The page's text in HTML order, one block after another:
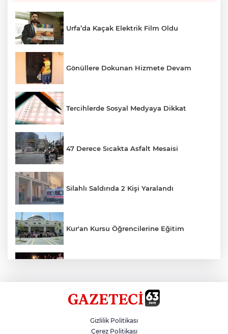
Urfa’da Kaçak Elektrik Film Oldu
Gönüllere Dokunan Hizmete Devam
Tercihlerde Sosyal Medyaya Dikkat
47 Derece Sıcakta Asfalt Mesaisi
Silahlı Saldırıda 2 Kişi Yaralandı
Kur'an Kursu Öğrencilerine Eğitim
Siverek’te Mahmut Gülel Dönemi
Gizlilik Politikası
Çerez Politikası